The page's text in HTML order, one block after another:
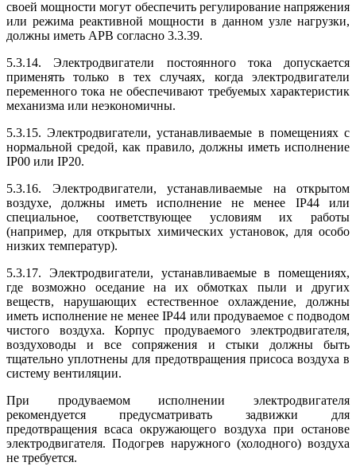
своей мощности могут обеспечить регулирование напряжения
или режима реактивной мощности в данном узле нагрузки,
должны иметь АРВ согласно 3.3.39.
5.3.14. Электродвигатели постоянного тока допускается
применять только в тех случаях, когда электродвигатели
переменного тока не обеспечивают требуемых характеристик
механизма или неэкономичны.
5.3.15. Электродвигатели, устанавливаемые в помещениях с
нормальной средой, как правило, должны иметь исполнение
IP00 или IP20.
5.3.16. Электродвигатели, устанавливаемые на открытом
воздухе, должны иметь исполнение не менее IP44 или
специальное, соответствующее условиям их работы
(например, для открытых химических установок, для особо
низких температур).
5.3.17. Электродвигатели, устанавливаемые в помещениях,
где возможно оседание на их обмотках пыли и других
веществ, нарушающих естественное охлаждение, должны
иметь исполнение не менее IP44 или продуваемое с подводом
чистого воздуха. Корпус продуваемого электродвигателя,
воздуховоды и все сопряжения и стыки должны быть
тщательно уплотнены для предотвращения присоса воздуха в
систему вентиляции.
При продуваемом исполнении электродвигателя
рекомендуется предусматривать задвижки для
предотвращения всаса окружающего воздуха при останове
электродвигателя. Подогрев наружного (холодного) воздуха
не требуется.